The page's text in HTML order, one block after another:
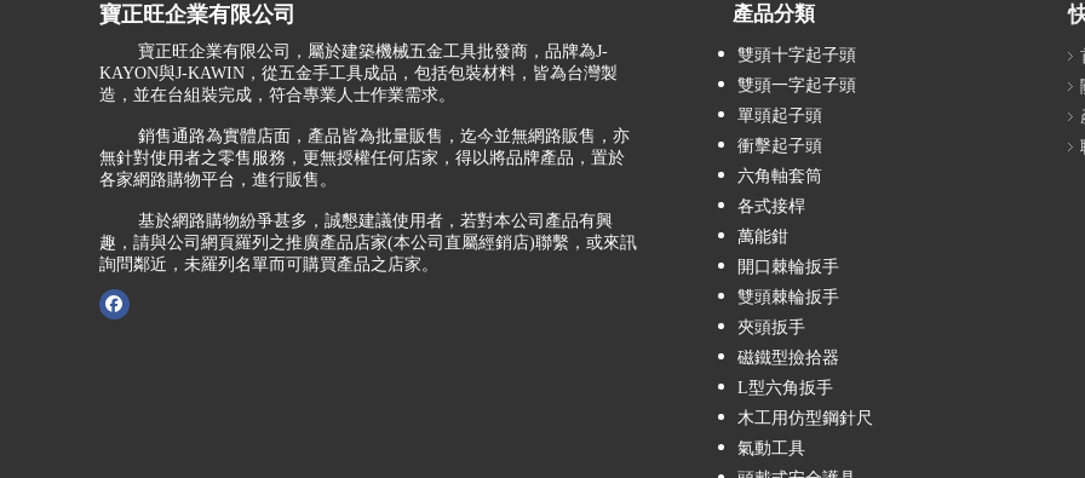
寶正旺企業有限公司
寶正旺企業有限公司，屬於建築機械五金工具批發商，品牌為J-
KAYON與J-KAWIN，從五金手工具成品，包括包裝材料，皆為台灣製
造，並在台組裝完成，符合專業人士作業需求。
銷售通路為實體店面，產品皆為批量販售，迄今並無網路販售，亦
無針對使用者之零售服務，更無授權任何店家，得以將品牌產品，置於
各家網路購物平台，進行販售。
基於網路購物紛爭甚多，誠懇建議使用者，若對本公司產品有興
趣，請與公司網頁羅列之推廣產品店家(本公司直屬經銷店)聯繫，或來訊
詢問鄰近，未羅列名單而可購買產品之店家。
產品分類
雙頭十字起子頭
雙頭一字起子頭
單頭起子頭
衝擊起子頭
六角軸套筒
各式接桿
萬能鉗
開口棘輪扳手
雙頭棘輪扳手
夾頭扳手
磁鐵型撿拾器
L型六角扳手
木工用仿型鋼針尺
氣動工具